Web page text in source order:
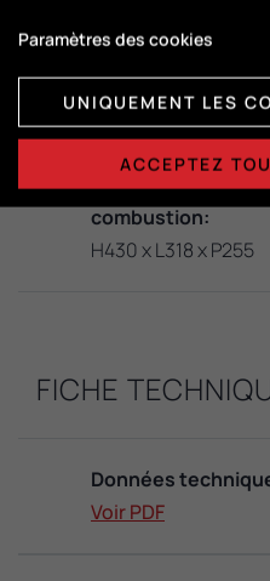
DuplicAir®
Dimensions de la
combustion:
H430 x L318 x P255
FICHE
Données
Voir PDF
Paramètres des cookies
UNIQUEMENT LES
ACCEPTEZ